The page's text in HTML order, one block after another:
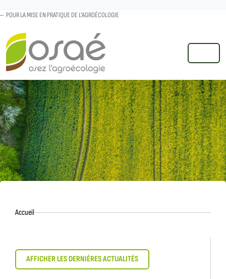
POUR LA MISE EN PRATIQUE DE L'AGROÉCOLOGIE
MENU
AccueilAccueil
AFFICHER LES DERNIÈRES ACTUALITÉS